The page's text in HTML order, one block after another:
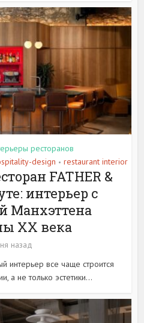
ресторанов
design • restaurant interior
FATHER &
интерьер с
Манхэттена
XX века
назад
интерьер все чаще строится
а не только эстетики...